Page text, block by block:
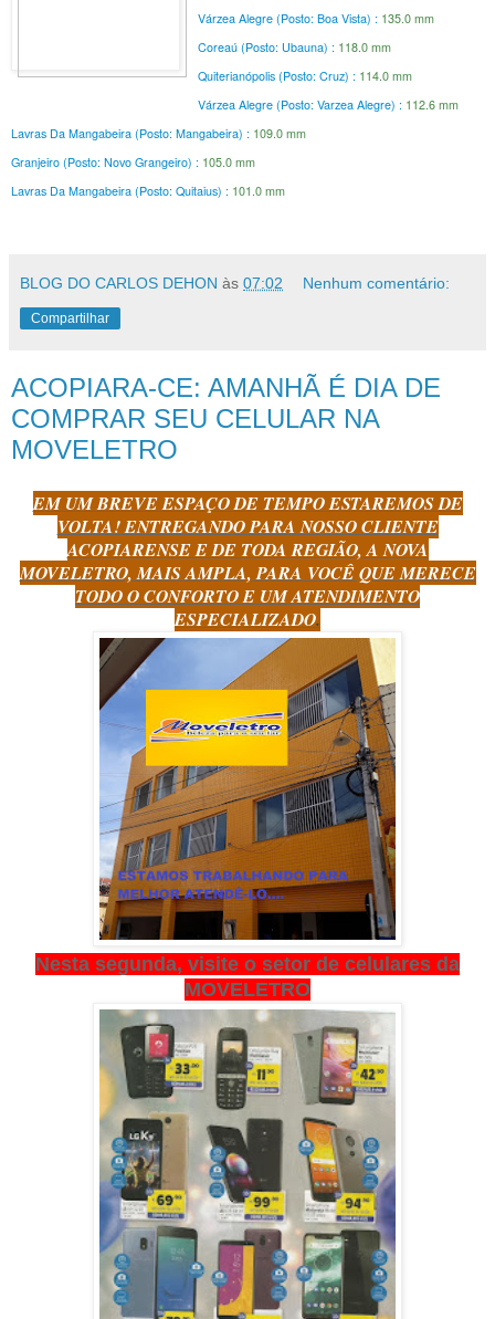
Várzea Alegre (Posto: Boa Vista) : 135.0 mm
Coreaú (Posto: Ubauna) : 118.0 mm
Quiterianópolis (Posto: Cruz) : 114.0 mm
Várzea Alegre (Posto: Varzea Alegre) : 112.6 mm
Lavras Da Mangabeira (Posto: Mangabeira) : 109.0 mm
Granjeiro (Posto: Novo Grangeiro) : 105.0 mm
Lavras Da Mangabeira (Posto: Quitaius) : 101.0 mm
BLOG DO CARLOS DEHON às 07:02 Nenhum comentário:
Compartilhar
ACOPIARA-CE: AMANHÃ É DIA DE
COMPRAR SEU CELULAR NA
MOVELETRO
EM UM BREVE ESPAÇO DE TEMPO ESTAREMOS DE
VOLTA! ENTREGANDO PARA NOSSO CLIENTE
ACOPIARENSE E DE TODA REGIÃO, A NOVA
MOVELETRO, MAIS AMPLA, PARA VOCÊ QUE MERECE
TODO O CONFORTO E UM ATENDIMENTO
ESPECIALIZADO.
Nesta segunda, visite o setor de celulares da
MOVELETRO